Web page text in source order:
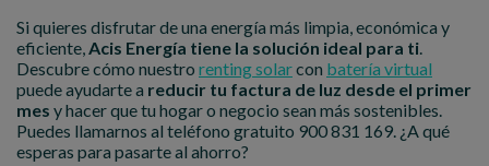
Si quieres disfrutar de una energía más limpia, económica y
eficiente, Acis Energía tiene la solución ideal para ti
Descubre cómo nuestro renting solarcon batería virtual
puede ayudarte a reducir tu factura de luz desde el primer
mes y hacer que tu hogar o negocio sean más sostenibles.
Puedes llamarnos al teléfono gratuito 900 831 169. ¿A qué
esperas para pasarte al ahorro?